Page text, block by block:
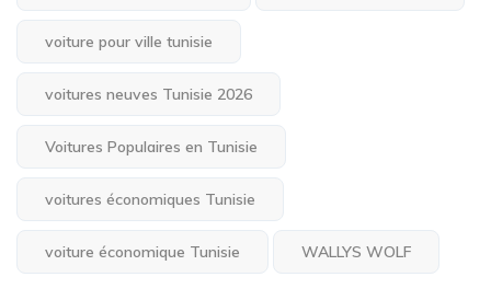
voiture pour ville tunisie
voitures neuves Tunisie 2026
Voitures Populaires en Tunisie
voitures économiques Tunisie
voiture économique Tunisie WALLYS WOLF